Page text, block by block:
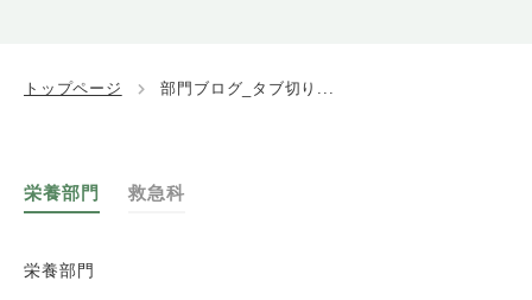
トップページ 部門ブログ_タブ切り...
栄養部門 救急科
栄養部門